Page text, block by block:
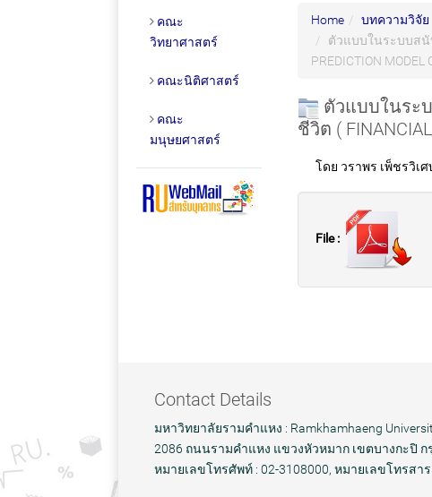
คณะ
วิทยาศาสตร์
คณะนิติศาสตร์
คณะ
มนุษยศาสตร์
Home
บทความวิจัย
ตัวแบบในระบบสนั
PREDICTION MODEL
ตัวแบบในระ
ชีวิต (
โดย วราพร เพ็ชรวิเ
File :
Contact Details
มหาวิทยาลัยรามคำแหง : Ramkhamhaeng
2086 ถนนรามคำแหง แขวงหัวหมาก เขตบางกะปิ ก
หมายเลขโทรศัพท์ : 02-3108000, หมายเลขโทรสาร